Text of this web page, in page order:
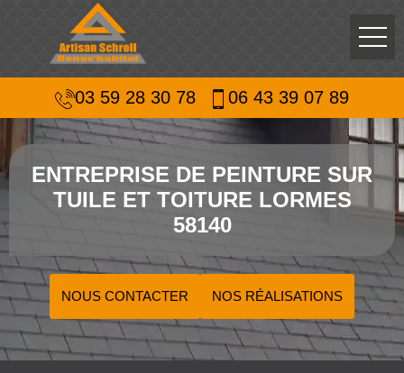
03 59 28 30 78 06 43 39 07 89
ENTREPRISE DE PEINTURE SUR
TUILE ET TOITURE LORMES
58140
NOUS CONTACTER NOS RÉALISATIONS